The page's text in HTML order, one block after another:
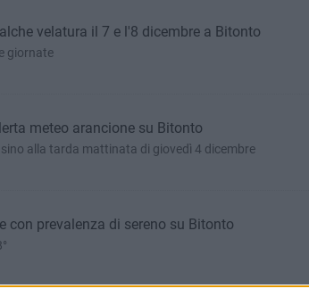
velatura il 7 e l'8 dicembre a Bitonto
giornate
meteo arancione su Bitonto
alla tarda mattinata di giovedì 4 dicembre
con prevalenza di sereno su Bitonto